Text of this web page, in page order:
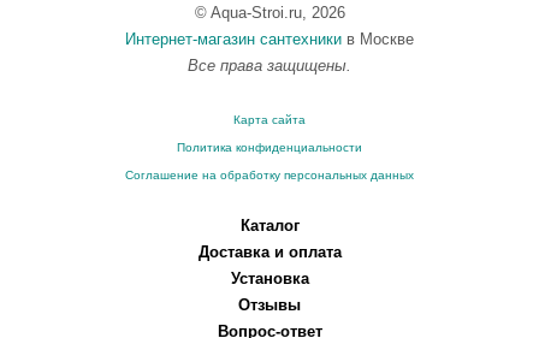
© Aqua-Stroi.ru, 2026
Интернет-магазин сантехники в Москве
Все права защищены.
Карта сайта
Политика конфиденциальности
Соглашение на обработку персональных данных
Каталог
Доставка и оплата
Установка
Отзывы
Вопрос-ответ